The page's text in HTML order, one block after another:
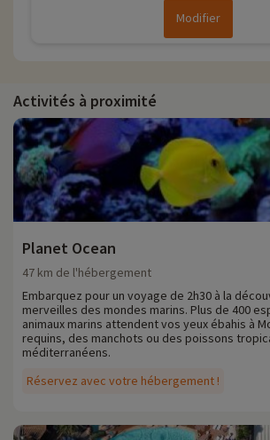
Modifier
Activités à proximité
Planet Ocean
Réservez avec votre hébergement !
47 km de l'hébergement
Embarquez pour un voyage de 2h30 à la
merveilles des mondes marins. Plus de 400
animaux marins attendent vos yeux ébahis à
requins, des manchots ou des poissons
méditerranéens.